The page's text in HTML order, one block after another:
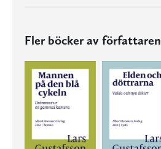
Fler böcker av författaren